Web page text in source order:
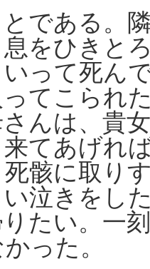
である。
をひきと
って死ん
てこられ
んは、貴
てあげれ
骸に取り
泣きをし
たい。一
った。